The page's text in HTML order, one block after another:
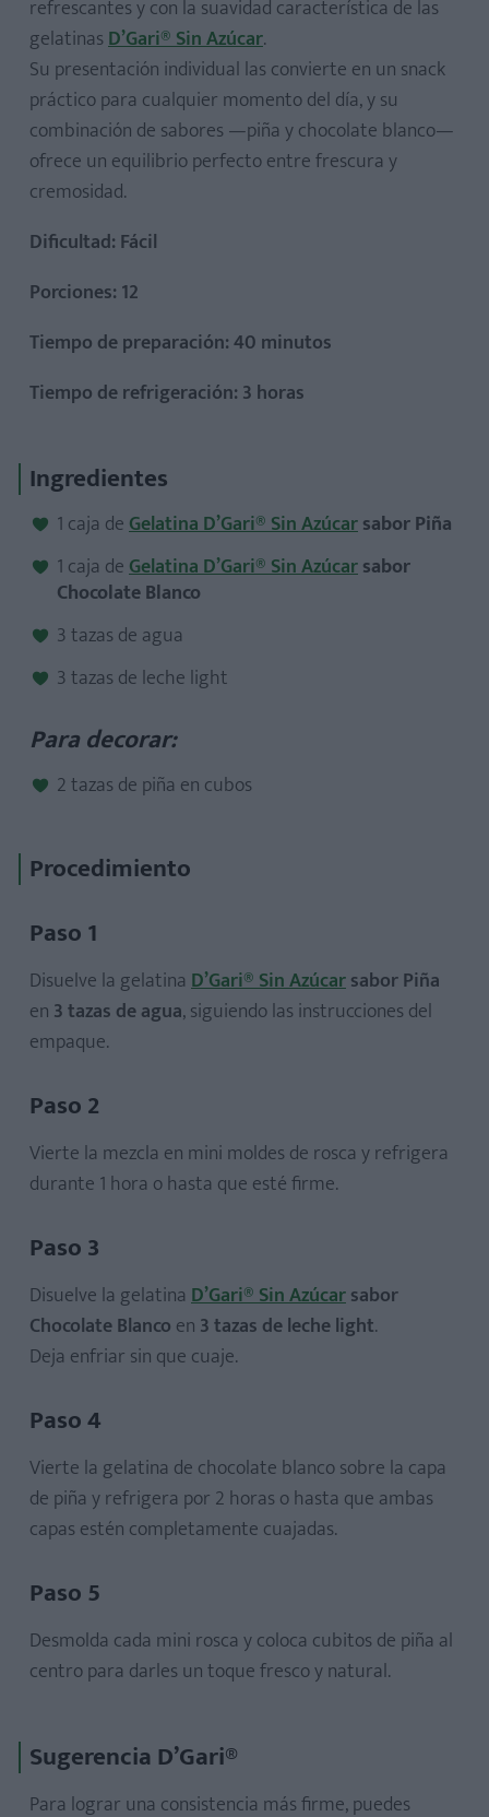
Paso 1
Paso 2
Paso 3
Paso 4
Paso 5
refrescantes y con la suavidad característica de las
gelatinasD’Gari® Sin Azúcar.
Su presentación individual las convierte en un snack
práctico para cualquier momento del día, y su
combinación de sabores —piña y chocolate blanco—
ofrece un equilibrio perfecto entre frescura y
cremosidad.
Dificultad: Fácil
Porciones: 12
Tiempo de preparación: 40 minutos
Tiempo de refrigeración: 3 horas
Ingredientes
1 caja deGelatina D’Gari® Sin Azúcarsabor Piña
1 caja deGelatina D’Gari® Sin Azúcarsabor
Chocolate Blanco
3 tazas de agua
3 tazas de leche light
Para decorar:
2 tazas de piña en cubos
Procedimiento
Paso 1
Disuelve la gelatina D’Gari® Sin Azúcarsabor Piña
en 3 tazas de agua, siguiendo las instrucciones del
empaque.
Paso 2
Vierte la mezcla en mini moldes de rosca y refrigera
durante 1 hora o hasta que esté firme.
Paso 3
Disuelve la gelatina D’Gari® Sin Azúcarsabor
Chocolate Blanco en 3 tazas de leche light.
Deja enfriar sin que cuaje.
Paso 4
Vierte la gelatina de chocolate blanco sobre la capa
de piña y refrigera por 2 horas o hasta que ambas
capas estén completamente cuajadas.
Paso 5
Desmolda cada mini rosca y coloca cubitos de piña al
centro para darles un toque fresco y natural.
Sugerencia D’Gari®
Para lograr una consistencia más firme, puedes